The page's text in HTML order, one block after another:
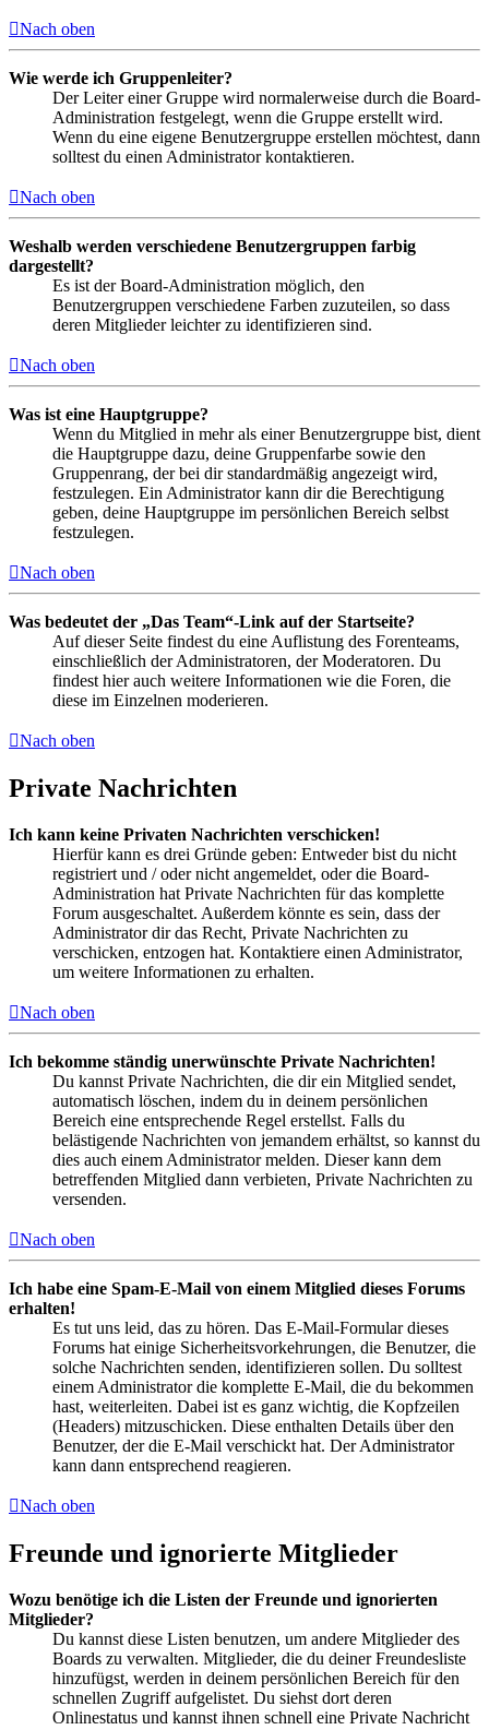
Nach oben
Wie werde ich Gruppenleiter?
Der Leiter einer Gruppe wird normalerweise durch die Board-
Administration festgelegt, wenn die Gruppe erstellt wird.
Wenn du eine eigene Benutzergruppe erstellen möchtest, dann
solltest du einen Administrator kontaktieren.
Nach oben
Weshalb werden verschiedene Benutzergruppen farbig
dargestellt?
Es ist der Board-Administration möglich, den
Benutzergruppen verschiedene Farben zuzuteilen, so dass
deren Mitglieder leichter zu identifizieren sind.
Nach oben
Was ist eine Hauptgruppe?
Wenn du Mitglied in mehr als einer Benutzergruppe bist, dient
die Hauptgruppe dazu, deine Gruppenfarbe sowie den
Gruppenrang, der bei dir standardmäßig angezeigt wird,
festzulegen. Ein Administrator kann dir die Berechtigung
geben, deine Hauptgruppe im persönlichen Bereich selbst
festzulegen.
Nach oben
Was bedeutet der „Das Team“-Link auf der Startseite?
Auf dieser Seite findest du eine Auflistung des Forenteams,
einschließlich der Administratoren, der Moderatoren. Du
findest hier auch weitere Informationen wie die Foren, die
diese im Einzelnen moderieren.
Nach oben
Private Nachrichten
Ich kann keine Privaten Nachrichten verschicken!
Hierfür kann es drei Gründe geben: Entweder bist du nicht
registriert und / oder nicht angemeldet, oder die Board-
Administration hat Private Nachrichten für das komplette
Forum ausgeschaltet. Außerdem könnte es sein, dass der
Administrator dir das Recht, Private Nachrichten zu
verschicken, entzogen hat. Kontaktiere einen Administrator,
um weitere Informationen zu erhalten.
Nach oben
Ich bekomme ständig unerwünschte Private Nachrichten!
Du kannst Private Nachrichten, die dir ein Mitglied sendet,
automatisch löschen, indem du in deinem persönlichen
Bereich eine entsprechende Regel erstellst. Falls du
belästigende Nachrichten von jemandem erhältst, so kannst du
dies auch einem Administrator melden. Dieser kann dem
betreffenden Mitglied dann verbieten, Private Nachrichten zu
versenden.
Nach oben
Ich habe eine Spam-E-Mail von einem Mitglied dieses Forums
erhalten!
Es tut uns leid, das zu hören. Das E-Mail-Formular dieses
Forums hat einige Sicherheitsvorkehrungen, die Benutzer, die
solche Nachrichten senden, identifizieren sollen. Du solltest
einem Administrator die komplette E-Mail, die du bekommen
hast, weiterleiten. Dabei ist es ganz wichtig, die Kopfzeilen
(Headers) mitzuschicken. Diese enthalten Details über den
Benutzer, der die E-Mail verschickt hat. Der Administrator
kann dann entsprechend reagieren.
Nach oben
Freunde und ignorierte Mitglieder
Wozu benötige ich die Listen der Freunde und ignorierten
Mitglieder?
Du kannst diese Listen benutzen, um andere Mitglieder des
Boards zu verwalten. Mitglieder, die du deiner Freundesliste
hinzufügst, werden in deinem persönlichen Bereich für den
schnellen Zugriff aufgelistet. Du siehst dort deren
Onlinestatus und kannst ihnen schnell eine Private Nachricht